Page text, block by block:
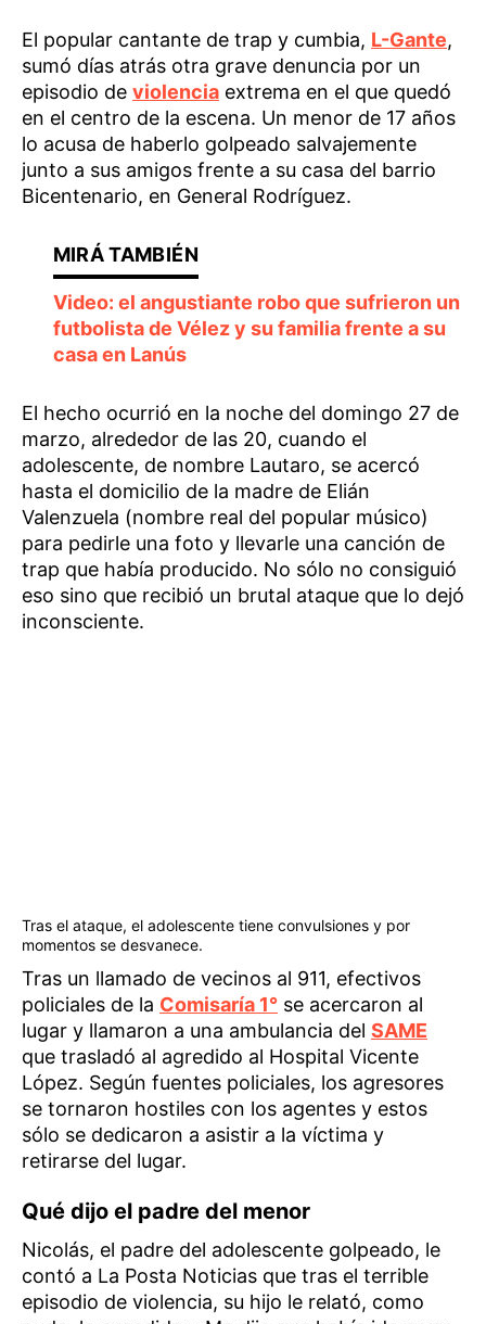
El popular cantante de trap y cumbia, L-Gante,
sumó días atrás otra grave denuncia por un
episodio de violencia extrema en el que quedó
en el centro de la escena. Un menor de 17 años
lo acusa de haberlo golpeado salvajemente
junto a sus amigos frente a su casa del barrio
Bicentenario, en General Rodríguez.
Video: el angustiante robo que sufrieron un
futbolista de Vélez y su familia frente a su
casa en Lanús
El hecho ocurrió en la noche del domingo 27 de
marzo, alrededor de las 20, cuando el
adolescente, de nombre Lautaro, se acercó
hasta el domicilio de la madre de Elián
Valenzuela (nombre real del popular músico)
para pedirle una foto y llevarle una canción de
trap que había producido. No sólo no consiguió
eso sino que recibió un brutal ataque que lo dejó
inconsciente.
Tras el ataque, el adolescente tiene convulsiones y por
momentos se desvanece.
Tras un llamado de vecinos al 911, efectivos
policiales de la Comisaría 1° se acercaron al
lugar y llamaron a una ambulancia del SAME
que trasladó al agredido al Hospital Vicente
López. Según fuentes policiales, los agresores
se tornaron hostiles con los agentes y estos
sólo se dedicaron a asistir a la víctima y
retirarse del lugar.
Qué dijo el padre del menor
Nicolás, el padre del adolescente golpeado, le
contó a La Posta Noticias que tras el terrible
episodio de violencia, su hijo le relató, como